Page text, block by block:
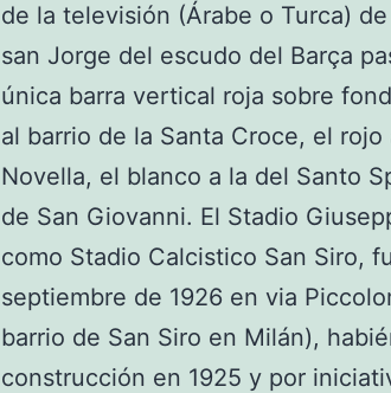
de la televisión (Árabe o Turca)
san Jorge del escudo del Barça
única barra vertical roja sobre
al barrio de la Santa Croce, el
Novella, el blanco a la del Santo
de San Giovanni. El Stadio
como Stadio Calcistico San Siro,
septiembre de 1926 en via
barrio de San Siro en Milán),
construcción en 1925 y por